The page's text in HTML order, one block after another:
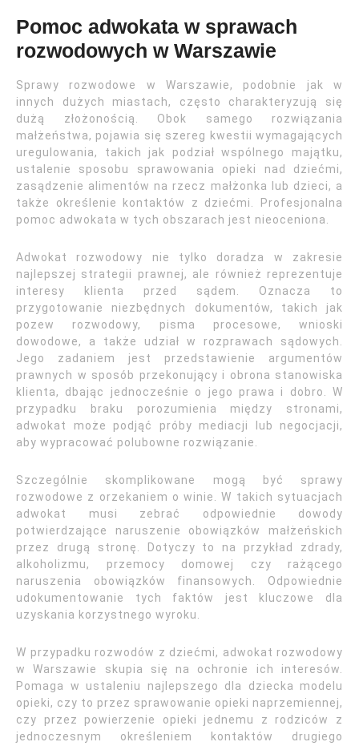
Pomoc adwokata w sprawach
rozwodowych w Warszawie
Sprawy rozwodowe w Warszawie, podobnie jak w
innych dużych miastach, często charakteryzują się
dużą złożonością. Obok samego rozwiązania
małżeństwa, pojawia się szereg kwestii wymagających
uregulowania, takich jak podział wspólnego majątku,
ustalenie sposobu sprawowania opieki nad dziećmi,
zasądzenie alimentów na rzecz małżonka lub dzieci, a
także określenie kontaktów z dziećmi. Profesjonalna
pomoc adwokata w tych obszarach jest nieoceniona.
Adwokat rozwodowy nie tylko doradza w zakresie
najlepszej strategii prawnej, ale również reprezentuje
interesy klienta przed sądem. Oznacza to
przygotowanie niezbędnych dokumentów, takich jak
pozew rozwodowy, pisma procesowe, wnioski
dowodowe, a także udział w rozprawach sądowych.
Jego zadaniem jest przedstawienie argumentów
prawnych w sposób przekonujący i obrona stanowiska
klienta, dbając jednocześnie o jego prawa i dobro. W
przypadku braku porozumienia między stronami,
adwokat może podjąć próby mediacji lub negocjacji,
aby wypracować polubowne rozwiązanie.
Szczególnie skomplikowane mogą być sprawy
rozwodowe z orzekaniem o winie. W takich sytuacjach
adwokat musi zebrać odpowiednie dowody
potwierdzające naruszenie obowiązków małżeńskich
przez drugą stronę. Dotyczy to na przykład zdrady,
alkoholizmu, przemocy domowej czy rażącego
naruszenia obowiązków finansowych. Odpowiednie
udokumentowanie tych faktów jest kluczowe dla
uzyskania korzystnego wyroku.
W przypadku rozwodów z dziećmi, adwokat rozwodowy
w Warszawie skupia się na ochronie ich interesów.
Pomaga w ustaleniu najlepszego dla dziecka modelu
opieki, czy to przez sprawowanie opieki naprzemiennej,
czy przez powierzenie opieki jednemu z rodziców z
jednoczesnym określeniem kontaktów drugiego